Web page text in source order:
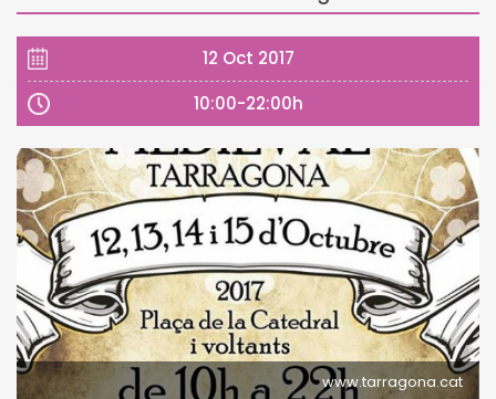
12 Oct 2017
10:00-22:00h
www.tarragona.cat